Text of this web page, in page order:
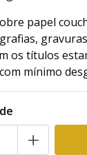
papel
os títulos
mínimo
+